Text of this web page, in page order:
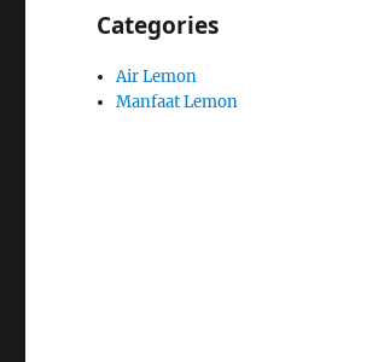
Categories
Air Lemon
Manfaat Lemon